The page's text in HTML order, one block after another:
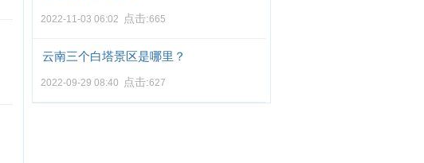
2022-11-03 06:02 点击:665
云南三个白塔景区是哪里？
2022-09-29 08:40 点击:627